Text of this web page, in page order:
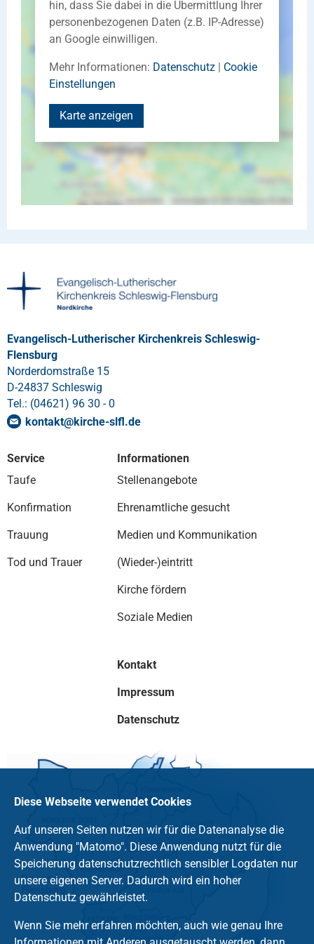
hin, dass Sie dabei in die Übermittlung Ihrer
personenbezogenen Daten (z.B. IP-Adresse)
an Google einwilligen.
Mehr Informationen: Datenschutz | Cookie
Einstellungen
Karte anzeigen
Evangelisch-Lutherischer Kirchenkreis Schleswig-
Flensburg
Norderdomstraße 15
D-24837 Schleswig
Tel.: (04621) 96 30 - 0
kontakt@kirche-slfl.de
Service
Taufe
Konfirmation
Trauung
Tod und Trauer
Informationen
Stellenangebote
Ehrenamtliche gesucht
Medien und Kommunikation
(Wieder-)eintritt
Kirche fördern
Soziale Medien
Kontakt
Impressum
Datenschutz
Diese Webseite verwendet Cookies
Auf unseren Seiten nutzen wir für die Datenanalyse die
Anwendung "Matomo". Diese Anwendung nutzt für die
Speicherung datenschutzrechtlich sensibler Logdaten nur
unsere eigenen Server. Dadurch wird ein hoher
Datenschutz gewährleistet.
Wenn Sie mehr erfahren möchten, auch wie genau Ihre